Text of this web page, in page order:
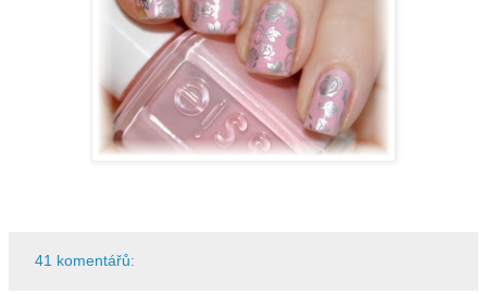
41 komentářů: